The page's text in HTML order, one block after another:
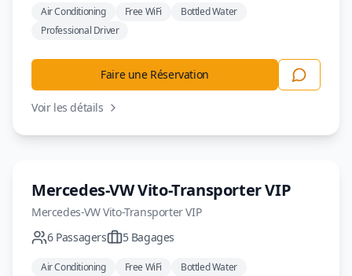
Air Conditioning Free WiFi
Bottled Water
Professional Driver
Faire une Réservation
Voir les détails
Mercedes-VW Vito-Transporter VIP
Mercedes-VWVito-Transporter VIP
6 Passagers 5 Bagages
Air Conditioning Free WiFi
Bottled Water